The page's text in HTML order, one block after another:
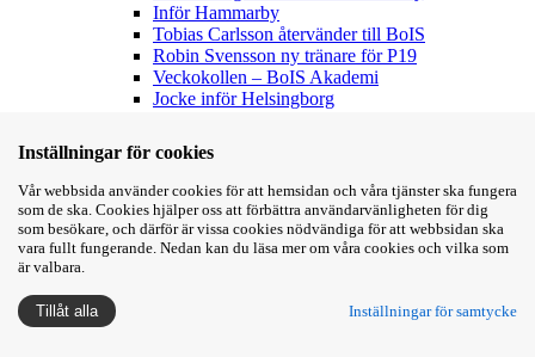
Inför Hammarby
Tobias Carlsson återvänder till BoIS
Robin Svensson ny tränare för P19
Veckokollen – BoIS Akademi
Jocke inför Helsingborg
Veckokollen - BoIS Akademi v.27
Filip Bohman - vår nya anfallare!
Biljettinformation BoIS-Hammarby
Ljungskile SK väntar i Svenska Cupen
Presskonferensen efter Malmö
Jocke inför Malmö FF
Veckokollen - BoIS Akademi v.26
Inställningar för cookies
Vår webbsida använder cookies för att hemsidan och våra tjänster ska fungera
som de ska. Cookies hjälper oss att förbättra användarvänligheten för dig
som besökare, och därför är vissa cookies nödvändiga för att webbsidan ska
vara fullt fungerande. Nedan kan du läsa mer om våra cookies och vilka som
är valbara.
Tillåt alla Inställningar för samtycke